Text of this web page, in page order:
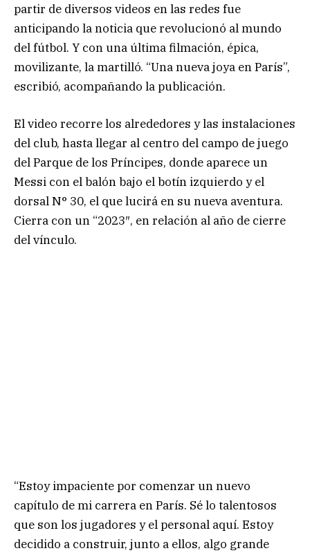
partir de diversos videos en las redes fue
anticipando la noticia que revolucionó al mundo
del fútbol. Y con una última filmación, épica,
movilizante, la martilló. “Una nueva joya en París”,
escribió, acompañando la publicación.
El video recorre los alrededores y las instalaciones
del club, hasta llegar al centro del campo de juego
del Parque de los Príncipes, donde aparece un
Messi con el balón bajo el botín izquierdo y el
dorsal N° 30, el que lucirá en su nueva aventura.
Cierra con un “2023″, en relación al año de cierre
del vínculo.
“Estoy impaciente por comenzar un nuevo
capítulo de mi carrera en París. Sé lo talentosos
que son los jugadores y el personal aquí. Estoy
decidido a construir, junto a ellos, algo grande